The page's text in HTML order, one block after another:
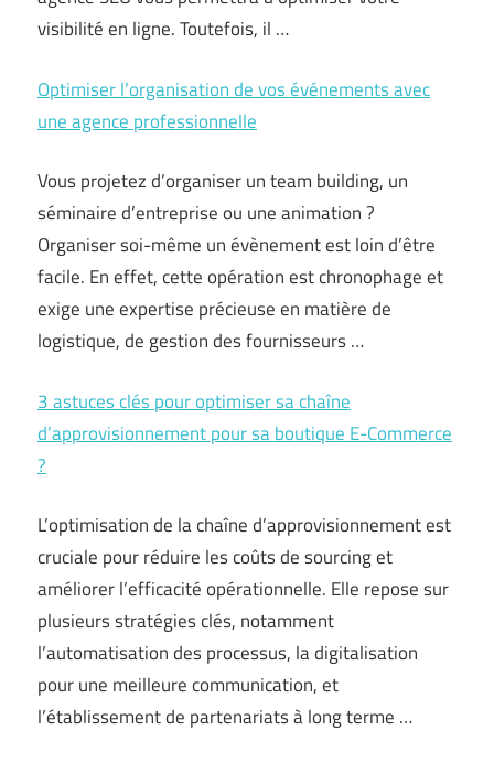
visibilité en ligne. Toutefois, il …
Optimiser l’organisation de vos événements avec
une agence professionnelle
Vous projetez d’organiser un team building, un
séminaire d’entreprise ou une animation ?
Organiser soi-même un évènement est loin d’être
facile. En effet, cette opération est chronophage et
exige une expertise précieuse en matière de
logistique, de gestion des fournisseurs …
3 astuces clés pour optimiser sa chaîne
d’approvisionnement pour sa boutique E-Commerce
?
L’optimisation de la chaîne d’approvisionnement est
cruciale pour réduire les coûts de sourcing et
améliorer l’efficacité opérationnelle. Elle repose sur
plusieurs stratégies clés, notamment
l’automatisation des processus, la digitalisation
pour une meilleure communication, et
l’établissement de partenariats à long terme …